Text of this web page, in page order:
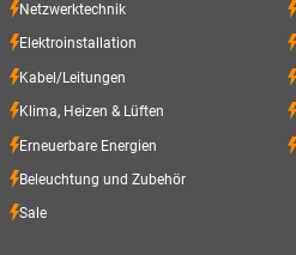
Netzwerktechnik
Elektroinstallation
Kabel/Leitungen
Klima, Heizen & Lüften
Erneuerbare Energien
Beleuchtung und Zubehör
Sale